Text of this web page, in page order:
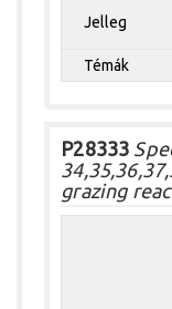
Jelleg
Témák
P28333
grazing